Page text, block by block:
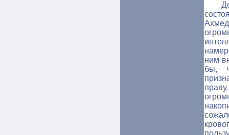
ним
бы,